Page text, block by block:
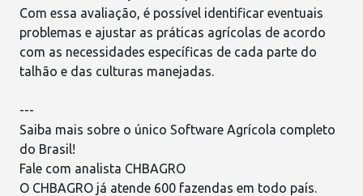
Com essa avaliação, é possível identificar eventuais
problemas e ajustar as práticas agrícolas de acordo
com as necessidades específicas de cada parte do
talhão e das culturas manejadas.
---
Saiba mais sobre o único Software Agrícola completo
do Brasil!
Fale com analista CHBAGRO
O CHBAGRO já atende 600 fazendas em todo país.